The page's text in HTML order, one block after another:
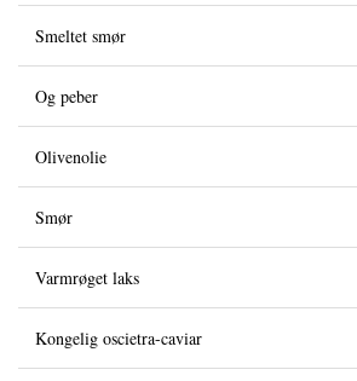
Events for virksomheder
Smeltet smør
Og peber
Olivenolie
Smør
Varmrøget laks
Kongelig oscietra-caviar